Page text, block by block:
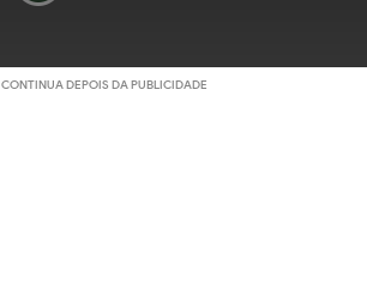
CONTINUA DEPOIS DA PUBLICIDADE